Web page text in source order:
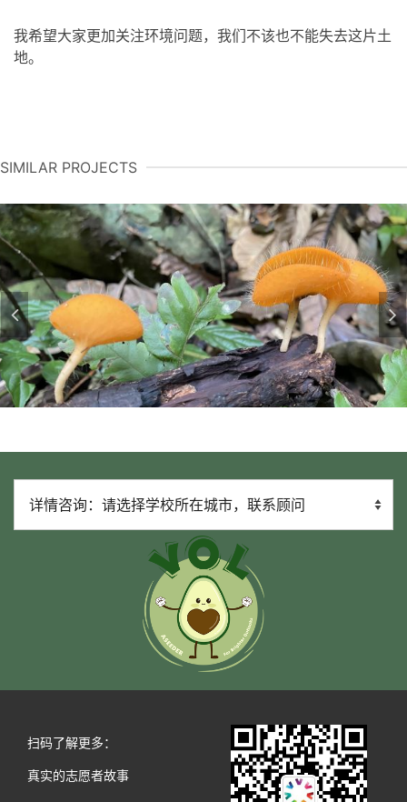
我希望大家更加关注环境问题，我们不该也不能失去这片土
地。
SIMILAR PROJECTS
扫码了解更多：
真实的志愿者故事